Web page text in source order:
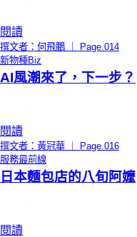
閱讀
撰文者：何飛鵬 ｜ Page.014
新物種Biz
AI風潮來了，下一步？
閱讀
撰文者：黃冠華 ｜ Page.016
服務最前線
日本麵包店的八旬阿嬤
閱讀